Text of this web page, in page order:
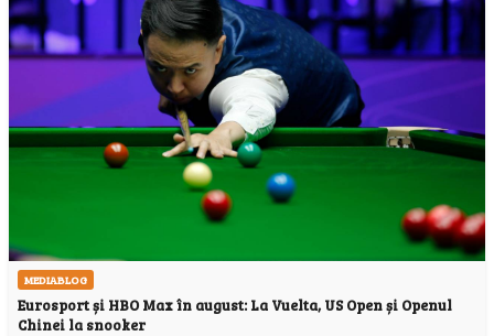
MEDIABLOG
Eurosport și HBO Max în august: La Vuelta, US Open și Openul
Chinei la snooker